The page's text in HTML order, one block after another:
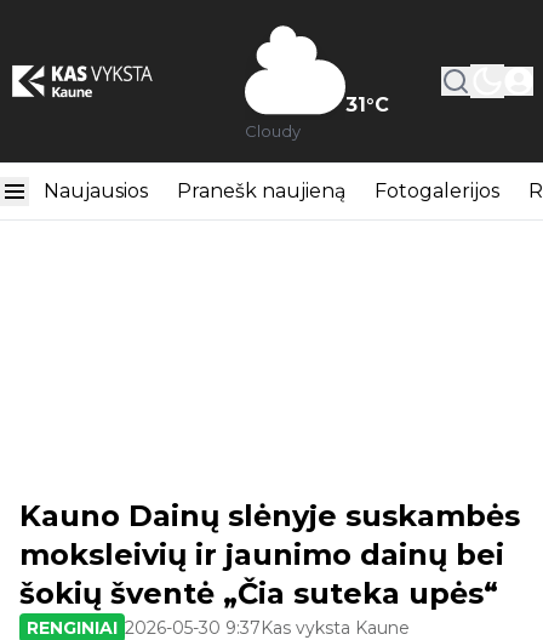
31°C
Cloudy
Naujausios Pranešk naujieną Fotogalerijos
Kauno Dainų slėnyje suskambės
moksleivių ir jaunimo dainų bei
šokių šventė „Čia suteka upės“
RENGINIAI 2026-05-30 9:37Kas vyksta Kaune